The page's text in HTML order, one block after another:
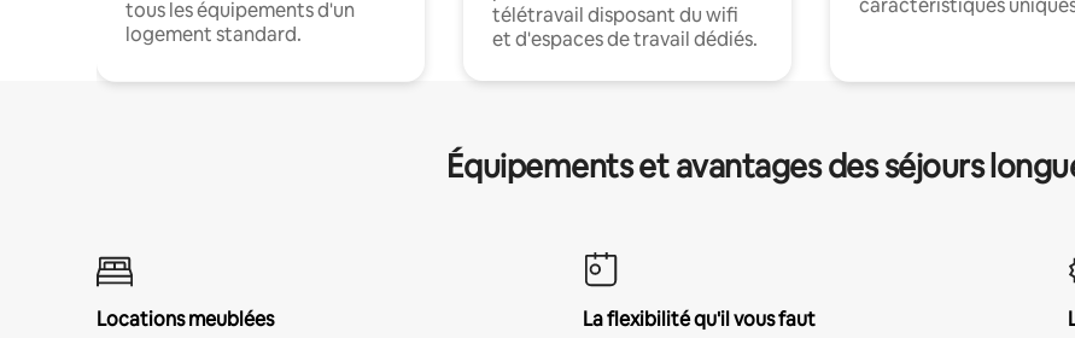
tous les équipements d'un
logement standard.
télétravail disposant du wifi
et d'espaces de travail dédiés.
caractéristiques
Équipements et avantages des séjours
Locations meublées
La flexibilité qu'il vous faut